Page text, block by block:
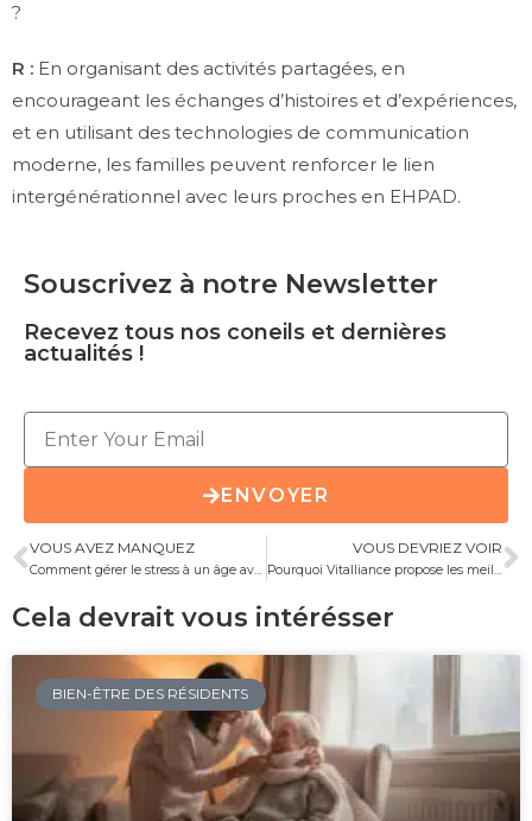
?
R : En organisant des activités partagées, en
encourageant les échanges d’histoires et d’expériences,
et en utilisant des technologies de communication
moderne, les familles peuvent renforcer le lien
intergénérationnel avec leurs proches en EHPAD.
Souscrivez à notre Newsletter
Recevez tous nos coneils et dernières
actualités !
ENVOYER
VOUS AVEZ MANQUEZ
Comment gérer le stress à un âge avancé
VOUS DEVRIEZ VOIR
Pourquoi Vitalliance propose les meilleurs services d’aide à domicile ?
Cela devrait vous intérésser
BIEN-ÊTRE DES RÉSIDENTS